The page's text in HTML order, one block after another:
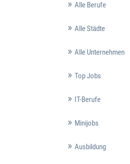
Alle Berufe
Alle Städte
Alle Unternehmen
Top Jobs
IT-Berufe
Minijobs
Ausbildung